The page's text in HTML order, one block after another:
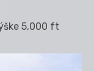
5,000 ft